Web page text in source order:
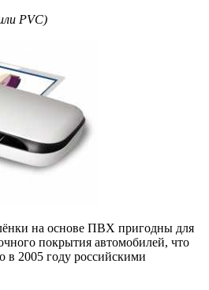
PVC)
на основе ПВХ пригодны для
покрытия автомобилей, что
в 2005 году российскими